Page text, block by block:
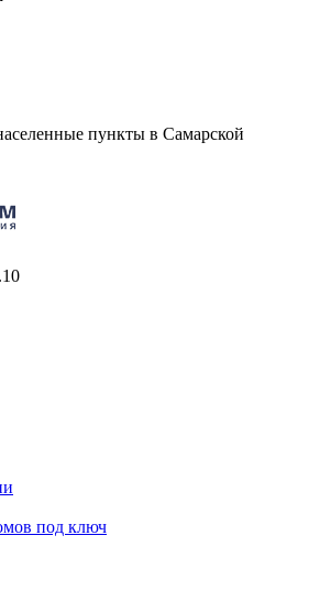
пункты в Самарской
под ключ